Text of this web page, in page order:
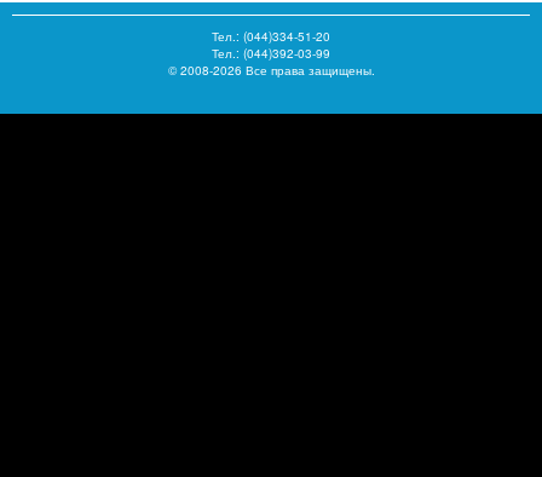
Тел.: (044)334-51-20
Тел.: (044)392-03-99
© 2008-2026 Все права защищены.